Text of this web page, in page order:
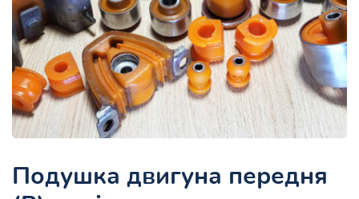
Подушка двигуна передня